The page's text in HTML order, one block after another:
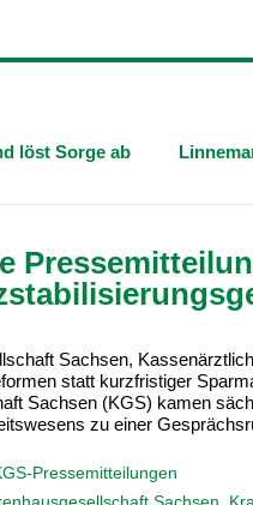
ab Linnemann
Sachsen,
statt kurzfristiger
Sachsen (KGS) kamen
zu einer
Pressemitteilungen